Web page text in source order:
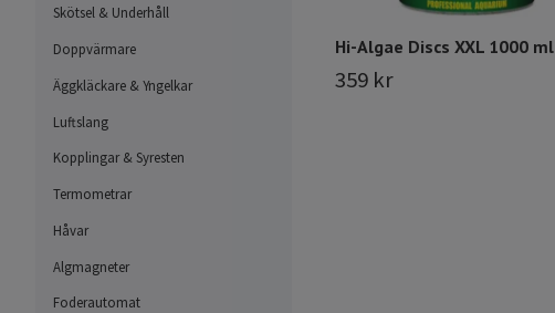
Skötsel & Underhåll
Doppvärmare
Äggkläckare & Yngelkar
Luftslang
Kopplingar & Syresten
Termometrar
Håvar
Algmagneter
Foderautomat
Hi-Algae Discs XXL 1000 ml
359 kr